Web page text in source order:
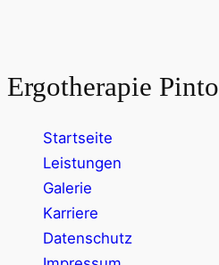
Ergotherapie Pinto
Startseite
Leistungen
Galerie
Karriere
Datenschutz